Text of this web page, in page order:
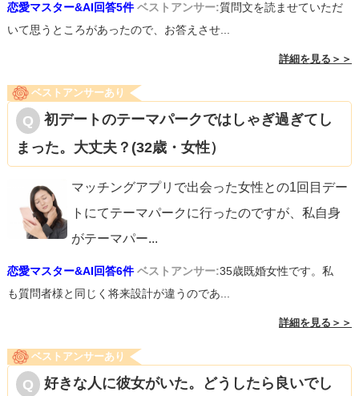
恋愛マスター&AI回答5件 ベストアンサー:質問文を読ませていただ
いて思うところがあったので、お答えさせ...
詳細を見る＞＞
ベストアンサーあり
初デートのテーマパークではしゃぎ過ぎてし
まった。大丈夫？(32歳・女性）
マッチングアプリで出会った女性との1回目デー
トにてテーマパークに行ったのですが、私自身
がテーマパー...
恋愛マスター&AI回答6件 ベストアンサー:35歳既婚女性です。私
も質問者様と同じく将来設計が違うのであ...
詳細を見る＞＞
ベストアンサーあり
好きな人に彼女がいた。どうしたら良いでし